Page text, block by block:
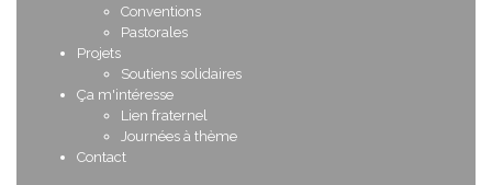
Conventions
Pastorales
Projets
Soutiens solidaires
Ça m'intéresse
Lien fraternel
Journées à thème
Contact